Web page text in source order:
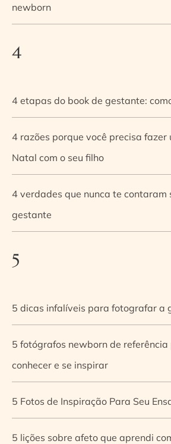
newborn
4
4 etapas do book de gestante:
4 razões porque você precisa fazer
Natal com o seu filho
4 verdades que nunca te contaram
gestante
5
5 dicas infalíveis para fotografar a
5 fotógrafos newborn de referência
conhecer e se inspirar
5 Fotos de Inspiração Para Seu
5 lições sobre afeto que aprendi